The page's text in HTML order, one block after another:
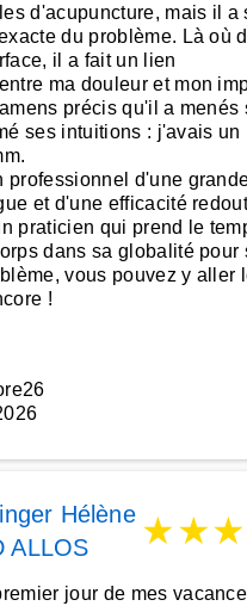
d'acupuncture, mais il a
du problème. Là où
il a fait un lien
ma douleur et mon
précis qu'il a menés
ses intuitions : j'avais un
professionnel d'une
et d'une efficacité
praticien qui prend le
dans sa globalité pour
vous pouvez y aller
!
Hélène
ALLOS ★★★
jour de mes